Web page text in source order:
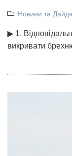
Новини та
▶ 1.
викривати